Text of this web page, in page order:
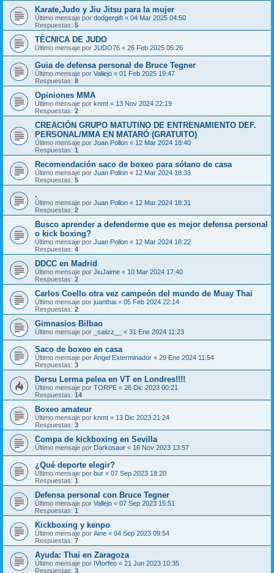
Karate,Judo y Jiu Jitsu para la mujer
Último mensaje por dodgergift « 04 Mar 2025 04:50
Respuestas: 5
TÉCNICA DE JUDO
Último mensaje por JUDO76 « 26 Feb 2025 05:26
Guia de defensa personal de Bruce Tegner
Último mensaje por Vallejo « 01 Feb 2025 19:47
Respuestas: 8
Opiniones MMA
Último mensaje por knmt « 13 Nov 2024 22:19
Respuestas: 2
CREACIÓN GRUPO MATUTINO DE ENTRENAMIENTO DEF.
PERSONAL/MMA EN MATARÓ (GRATUITO)
Último mensaje por Juan Pollon « 12 Mar 2024 18:40
Respuestas: 1
Recomendación saco de boxeo para sótano de casa
Último mensaje por Juan Pollon « 12 Mar 2024 18:33
Respuestas: 5
.
Último mensaje por Juan Pollon « 12 Mar 2024 18:31
Respuestas: 2
Busco aprender a defenderme que es mejor defensa personal
o kick boxing?
Último mensaje por Juan Pollon « 12 Mar 2024 18:22
Respuestas: 4
DDCC en Madrid
Último mensaje por JiuJaime « 10 Mar 2024 17:40
Respuestas: 2
Carlos Coello otra vez campeón del mundo de Muay Thai
Último mensaje por juanthai « 05 Feb 2024 22:14
Respuestas: 2
Gimnasios Bilbao
Último mensaje por _saiizz__ « 31 Ene 2024 11:23
Saco de boxeo en casa
Último mensaje por Angel Exterminador « 29 Ene 2024 11:54
Respuestas: 3
Dersu Lerma pelea en VT en Londres!!!!
Último mensaje por TORPE « 26 Dic 2023 00:21
Respuestas: 14
Boxeo amateur
Último mensaje por knmt « 13 Dic 2023 21:24
Respuestas: 3
Compa de kickboxing en Sevilla
Último mensaje por Darkosaur « 16 Nov 2023 13:57
¿Qué deporte elegir?
Último mensaje por bur « 07 Sep 2023 18:20
Respuestas: 1
Defensa personal con Bruce Tegner
Último mensaje por Vallejo « 07 Sep 2023 15:51
Respuestas: 1
Kickboxing y kenpo
Último mensaje por Aine « 04 Sep 2023 09:54
Respuestas: 7
Ayuda: Thai en Zaragoza
Último mensaje por IVIorfeo « 21 Jun 2023 10:35
Respuestas: 3